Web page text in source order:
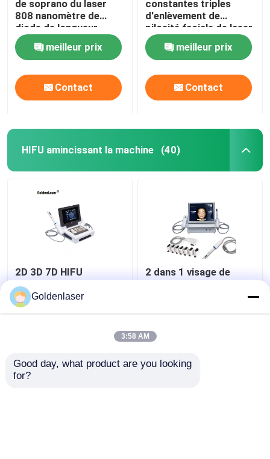
de soprano du laser
808 nanomètre de
diode de longueur
d'onde de triple de
755nm 1600W
meilleur prix
Contact
constantes triples
d'enlèvement de
pilosité faciale de laser
Epilation de longueur
d'onde de diode
meilleur prix
Contact
HIFU amincissant la machine (40)
2D 3D 7D HIFU
amincissant machine
de congélation
portative de corps de
Contact
2 dans 1 visage de
machine de 4d Hifu
pour la machine 200W
Contact
Goldenlaser
3:58 AM
Good day, what product are you looking
for?